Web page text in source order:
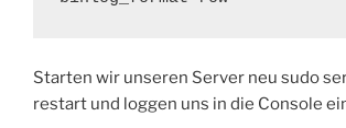
Starten wir unseren Server neu sudo
restart und loggen uns in die Console